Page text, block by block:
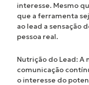
interesse. Mesmo
que a ferramenta
ao lead a sensação
pessoa real.
Nutrição do Lead: A
comunicação
o interesse do